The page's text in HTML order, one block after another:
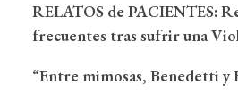
RELATOS de PACIENTES:
frecuentes tras sufrir una
“Entre mimosas, Benedetti y